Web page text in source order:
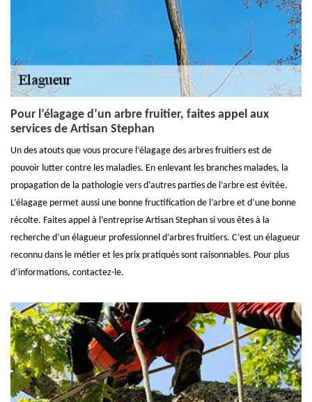
Pour l’élagage d’un arbre fruitier, faites appel aux
services de Artisan Stephan
Un des atouts que vous procure l’élagage des arbres fruitiers est de
pouvoir lutter contre les maladies. En enlevant les branches malades, la
propagation de la pathologie vers d’autres parties de l’arbre est évitée.
L’élagage permet aussi une bonne fructification de l’arbre et d’une bonne
récolte. Faites appel à l’entreprise Artisan Stephan si vous êtes à la
recherche d’un élagueur professionnel d’arbres fruitiers. C’est un élagueur
reconnu dans le métier et les prix pratiqués sont raisonnables. Pour plus
d’informations, contactez-le.